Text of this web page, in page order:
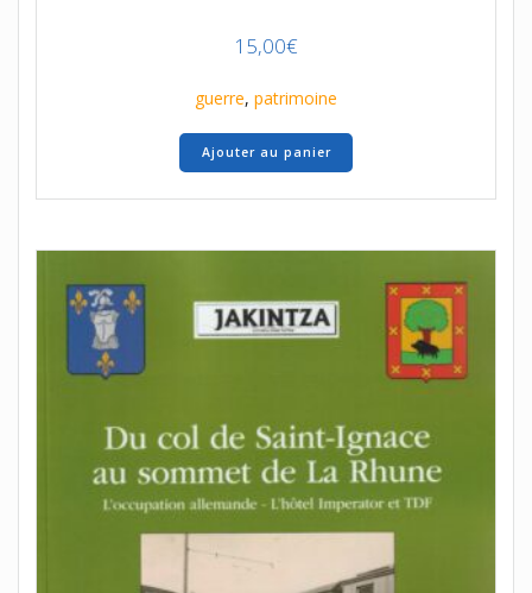
15,00€
guerre, patrimoine
Ajouter au panier